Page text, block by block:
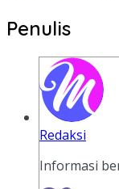
Penulis
Redaksi
Informasi